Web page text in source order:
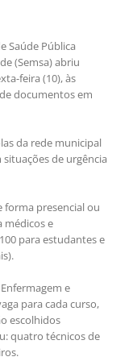
Saúde Pública
(Semsa) abriu
feira (10), às
documentos em
da rede municipal
situações de urgência
forma presencial ou
médicos e
para estudantes e
e
para cada curso,
escolhidos
quatro técnicos de